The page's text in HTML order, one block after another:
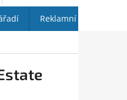
Reklamní předměty